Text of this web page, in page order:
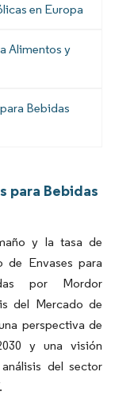
en Europa
Alimentos y
Bebidas
para Bebidas
y la tasa de
de Envases para
por Mordor
del Mercado de
perspectiva de
y una visión
del sector